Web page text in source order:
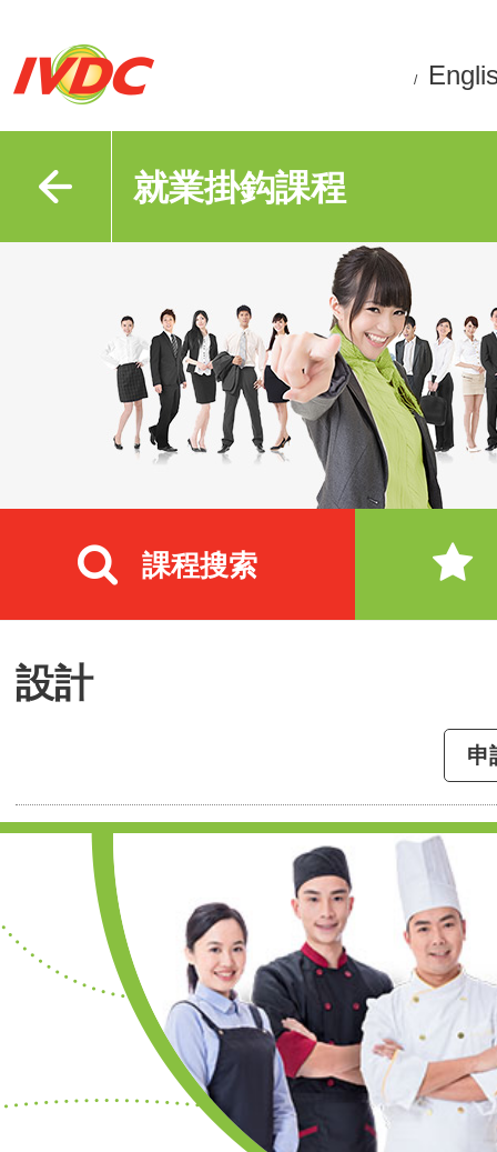
/
就業掛鈎課程
課程搜索
設計
申